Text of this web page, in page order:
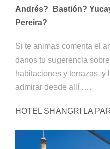
Andrés?
Bastión?
Pereira?
Si te animas comenta el
danos tu sugerencia
habitaciones y terrazas y
admirar desde allí ….
HOTEL SHANGRI LA